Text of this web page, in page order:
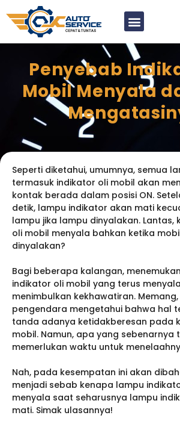
Penyebab
Mobil Menyala
Seperti diketahui, umumnya, semua
termasuk indikator oli mobil akan
kontak berada dalam posisi ON.
detik, lampu indikator akan mati
lampu jika lampu dinyalakan. Lantas,
oli mobil menyala bahkan ketika
dinyalakan?
Bagi beberapa kalangan,
indikator oli mobil yang terus
menimbulkan kekhawatiran.
pengendara mengetahui bahwa hal
tanda adanya ketidakberesan pada
mobil. Namun, apa yang sebenarnya
memerlukan waktu untuk
Nah, pada kesempatan ini akan
menjadi sebab kenapa lampu
menyala saat seharusnya lampu
mati. Simak ulasannya!